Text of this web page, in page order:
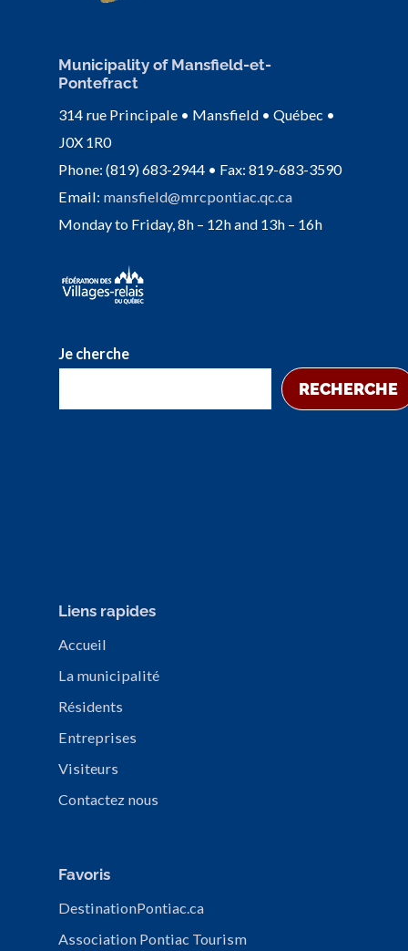
Municipality of Mansfield-et-
Pontefract
314 rue Principale • Mansfield • Québec •
J0X 1R0
Phone: (819) 683-2944 • Fax: 819-683-3590
Email: mansfield@mrcpontiac.qc.ca
Monday to Friday, 8h – 12h and 13h – 16h
Je cherche
RECHERCHE
Liens rapides
Accueil
La municipalité
Résidents
Entreprises
Visiteurs
Contactez nous
Favoris
DestinationPontiac.ca
Association Pontiac Tourism